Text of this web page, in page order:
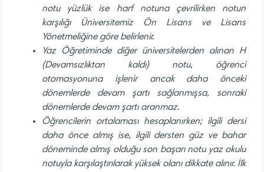
notu yüzlük ise harf notuna çevrilirken notun
karşılığı Üniversitemiz Ön Lisans ve Lisans
Yönetmeliğine göre belirlenir.
Yaz Öğretiminde diğer üniversitelerden alınan H
(Devamsızlıktan kaldı) notu, öğrenci
otomasyonuna işlenir ancak daha önceki
dönemlerde devam şartı sağlanmışsa, sonraki
dönemlerde devam şartı aranmaz.
Öğrencilerin ortalaması hesaplanırken; ilgili dersi
daha önce almış ise, ilgili dersten güz ve bahar
döneminde almış olduğu son başarı notu yaz okulu
notuyla karşılaştırılarak yüksek olanı dikkate alınır. İlk